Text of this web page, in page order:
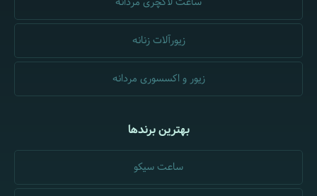
زیورآلات زنانه
زیور و اکسسوری مردانه
بهترین برندها
ساعت سیکو